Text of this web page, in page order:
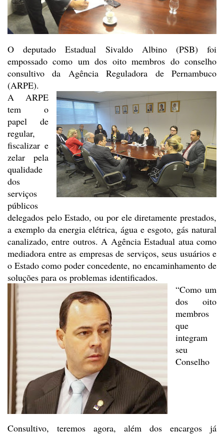
O deputado Estadual SivaldoAlbino (PSB) foi
empossado como um dos oito membros do conselho
consultivo da Agência Reguladora de Pernambuco
(ARPE).
A ARPE
tem o
papel de
regular,
fiscalizar e
zelar pela
qualidade
dos
serviços
públicos
delegados pelo Estado, ou por ele diretamente prestados,
a exemplo da energia elétrica, água e esgoto, gás natural
canalizado, entre outros. A Agência Estadual atua como
mediadora entre as empresas de serviços, seus usuários e
o Estado como poder concedente, no encaminhamento de
soluções para os problemas identificados.
“Como um
dos oito
membros
que
integram
seu
Conselho
Consultivo, teremos agora, além dos encargos já